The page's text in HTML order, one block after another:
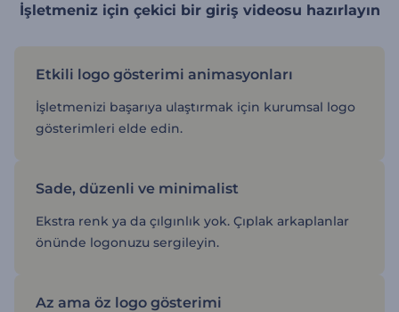
İşletmeniz için çekici bir giriş videosu hazırlayın
Etkili logo gösterimi animasyonları
İşletmenizi başarıya ulaştırmak için kurumsal logo
gösterimleri elde edin.
Sade, düzenli ve minimalist
Ekstra renk ya da çılgınlık yok. Çıplak arkaplanlar
önünde logonuzu sergileyin.
Az ama öz logo gösterimi